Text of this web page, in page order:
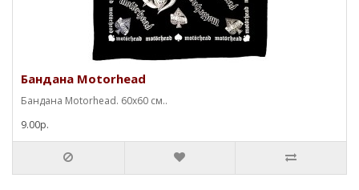
Бандана Motorhead
Бандана Motorhead. 60х60 см..
9.00р.